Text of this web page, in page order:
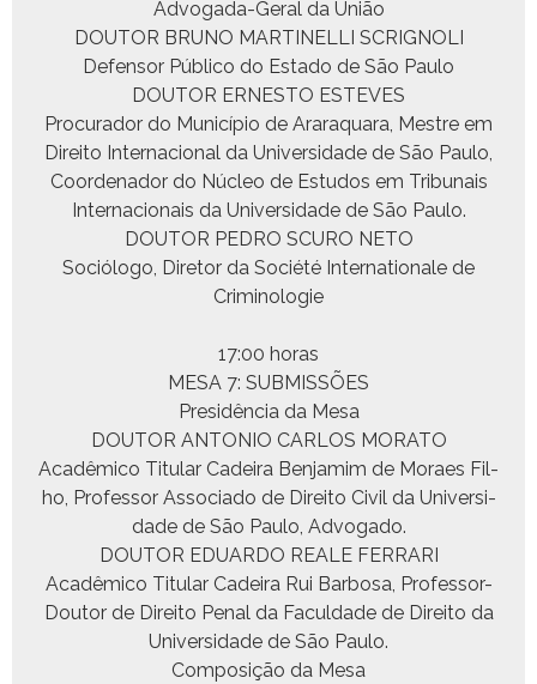
Advo­ga­da-Ger­al da União
DOUTOR BRUNO MARTINELLI SCRIGNOLI
Defen­sor Públi­co do Esta­do de São Paulo
DOUTOR ERNESTO ESTEVES
Procu­rador do Municí­pio de Araraquara, Mestre em
Dire­ito Inter­na­cional da Uni­ver­si­dade de São Paulo,
Coor­de­nador do Núcleo de Estu­dos em Tri­bunais
Inter­na­cionais da Uni­ver­si­dade de São Paulo.
DOUTOR PEDRO SCURO NETO
Sociól­o­go, Dire­tor da Société Inter­na­tionale de
Criminologie
17:00 horas
MESA 7: SUBMISSÕES
Presidên­cia da Mesa
DOUTOR ANTONIO CARLOS MORATO
Acadêmi­co Tit­u­lar Cadeira Ben­jamim de Moraes Fil­
ho, Pro­fes­sor Asso­ci­a­do de Dire­ito Civ­il da Uni­ver­si­
dade de São Paulo, Advogado.
DOUTOR EDUARDO REALE FERRARI
Acadêmi­co Tit­u­lar Cadeira Rui Bar­bosa, Pro­fes­sor-
Doutor de Dire­ito Penal da Fac­ul­dade de Dire­ito da
Uni­ver­si­dade de São Paulo.
Com­posição da Mesa